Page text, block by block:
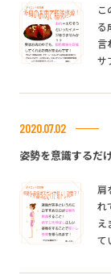
こ
る
言
サ
2020.07.02
姿勢を意識するだ
肩
れ
え
て